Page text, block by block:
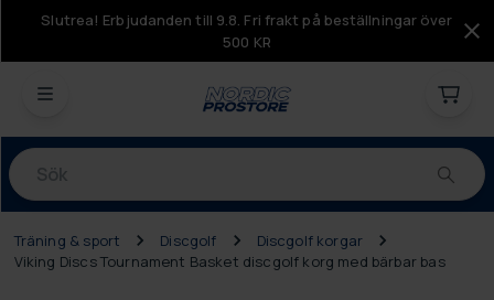
Slutrea! Erbjudanden till 9.8. Fri frakt på beställningar över
500 KR
Produkter
Träning & sport Discgolf
Discgolf korgar
Viking Discs Tournament Basket discgolf korg med bärbar bas